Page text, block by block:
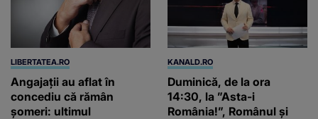
LIBERTATEA.RO
Angajații au aflat în
concediu că rămân
șomeri: ultimul
KANALD.RO
Duminică, de la ora
14:30, la ”Asta-i
România!”, Românul și